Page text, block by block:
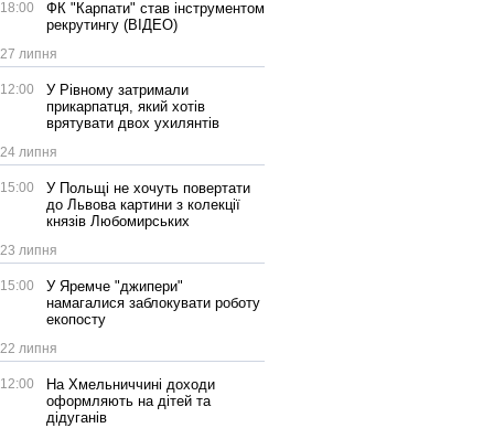
18:00
ФК "Карпати" став інструментом
рекрутингу (ВІДЕО)
27 липня
12:00
У Рівному затримали
прикарпатця, який хотів
врятувати двох ухилянтів
24 липня
15:00
У Польщі не хочуть повертати
до Львова картини з колекції
князів Любомирських
23 липня
15:00
У Яремче "джипери"
намагалися заблокувати роботу
екопосту
22 липня
12:00
На Хмельниччині доходи
оформляють на дітей та
дідуганів